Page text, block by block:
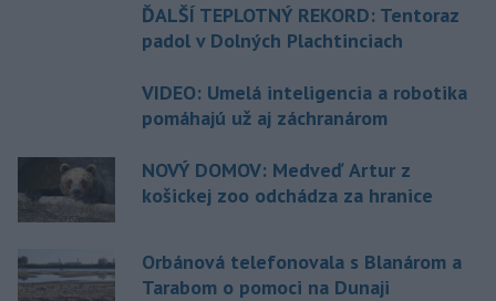
ĎALŠÍ TEPLOTNÝ REKORD: Tentoraz
padol v Dolných Plachtinciach
VIDEO: Umelá inteligencia a robotika
pomáhajú už aj záchranárom
NOVÝ DOMOV: Medveď Artur z
košickej zoo odchádza za hranice
Orbánová telefonovala s Blanárom a
Tarabom o pomoci na Dunaji